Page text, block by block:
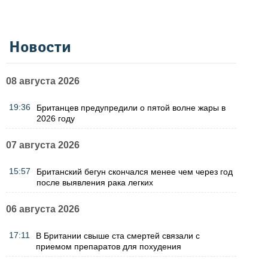
Новости
08 августа 2026
19:36
Британцев предупредили о пятой волне жары в
2026 году
07 августа 2026
15:57
Британский бегун скончался менее чем через год
после выявления рака легких
06 августа 2026
17:11
В Британии свыше ста смертей связали с
приемом препаратов для похудения